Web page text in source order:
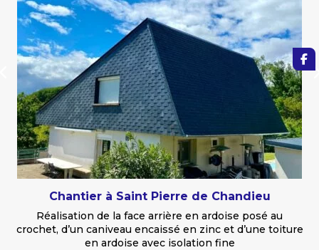
Chantier à Saint Pierre de Chandieu
Réalisation de la face arrière en ardoise posé au
crochet, d’un caniveau encaissé en zinc et d’une toiture
en ardoise avec isolation fine